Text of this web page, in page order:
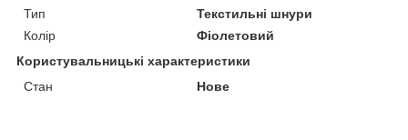
Тип
Текстильні шнури
Колір
Фіолетовий
Користувальницькі характеристики
Стан
Нове